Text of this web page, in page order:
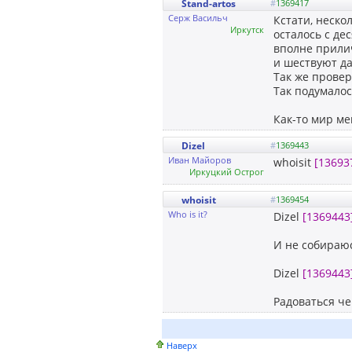
Stand-artos #1369417
Серж Васильч
Иркутск
Кстати,
осталось с
вполне
и шествуют
Так же
Так
Как-то мир
Dizel #1369443
Иван Майоров
Иркуцкий Острог
whoisit
whoisit #1369454
Who is it?
Dizel
И не
Dizel
Радоваться
Наверх